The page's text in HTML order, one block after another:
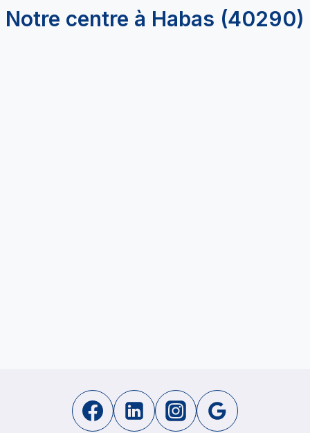
Notre centre à Habas (40290)